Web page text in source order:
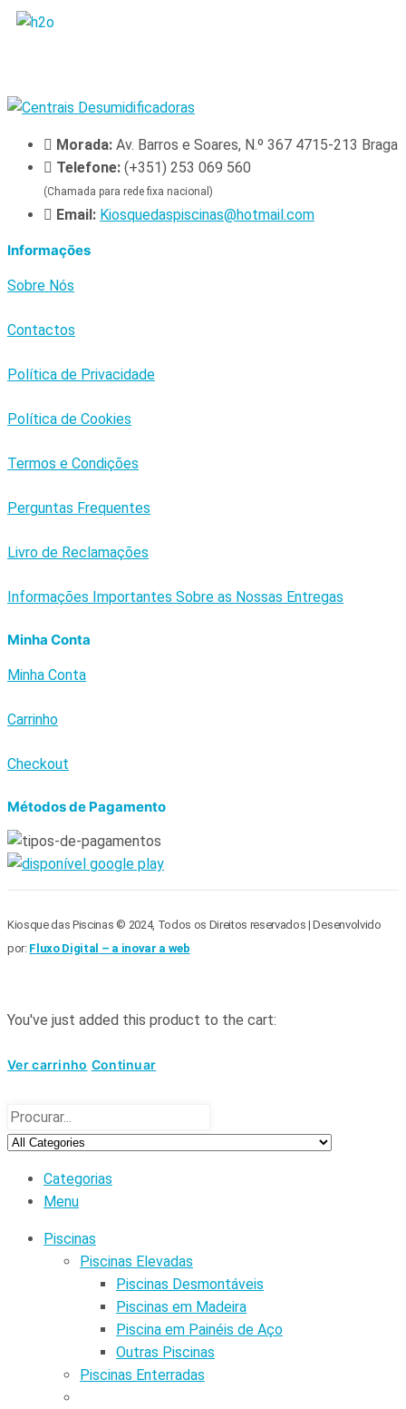
Morada: Av. Barros e Soares, N.º 367 4715-213 Braga
Telefone: (+351) 253 069 560
(Chamada para rede fixa nacional)
Email: Kiosquedaspiscinas@hotmail.com
Informações
Sobre Nós
Contactos
Política de Privacidade
Política de Cookies
Termos e Condições
Perguntas Frequentes
Livro de Reclamações
Informações Importantes Sobre as Nossas Entregas
Minha Conta
Minha Conta
Carrinho
Checkout
Métodos de Pagamento
Kiosque das Piscinas © 2024, Todos os Direitos reservados | Desenvolvido
por: Fluxo Digital – a inovar a web
You've just added this product to the cart:
Ver carrinho Continuar
Categorias
Menu
Piscinas
Piscinas Elevadas
Piscinas Desmontáveis
Piscinas em Madeira
Piscina em Painéis de Aço
Outras Piscinas
Piscinas Enterradas